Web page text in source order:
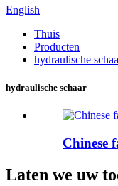
English
Thuis
Producten
hydraulische
hydraulische schaar
Chinese
Laten we uw